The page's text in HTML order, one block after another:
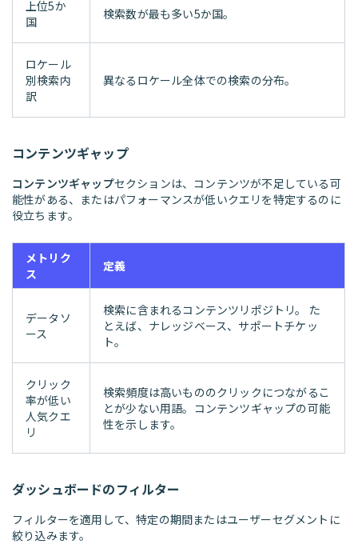
上位5か
国
検索数が最も多い5か国。
ロケール
別検索内
訳
異なるロケール全体での検索の分布。
コンテンツギャップ
コンテンツギャップセクションは、コンテンツが不足している可
能性がある、またはパフォーマンスが低いクエリを特定するのに
役立ちます。
メトリク
ス
定義
データソ
ース
検索に含まれるコンテンツリポジトリ。 た
とえば、ナレッジベース、サポートチケッ
ト。
クリック
率が低い
人気クエ
リ
検索頻度は高いもののクリックにつながるこ
とが少ない用語。コンテンツギャップの可能
性を示します。
ダッシュボードのフィルター
フィルターを適用して、特定の期間またはユーザーセグメントに
絞り込みます。